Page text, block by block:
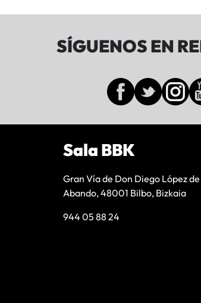
SÍGUENOS EN
Sala BBK
Gran Vía de Don Diego López de
Abando, 48001 Bilbo, Bizkaia
944 05 88 24